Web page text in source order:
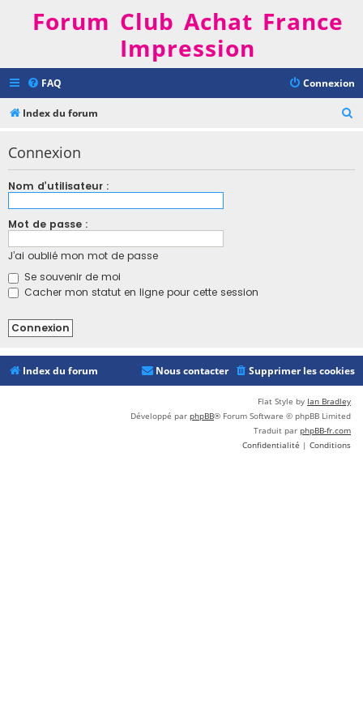
Forum Club Achat France
Impression
FAQ Connexion
Index du forum
Connexion
Nom d’utilisateur :
Mot de passe :
J’ai oublié mon mot de passe
Se souvenir de moi
Cacher mon statut en ligne pour cette session
Index du forum Supprimer les cookies
Nous contacter
Flat Style by Ian Bradley
Développé par phpBB® Forum Software © phpBB Limited
Traduit par phpBB-fr.com
Confidentialité | Conditions